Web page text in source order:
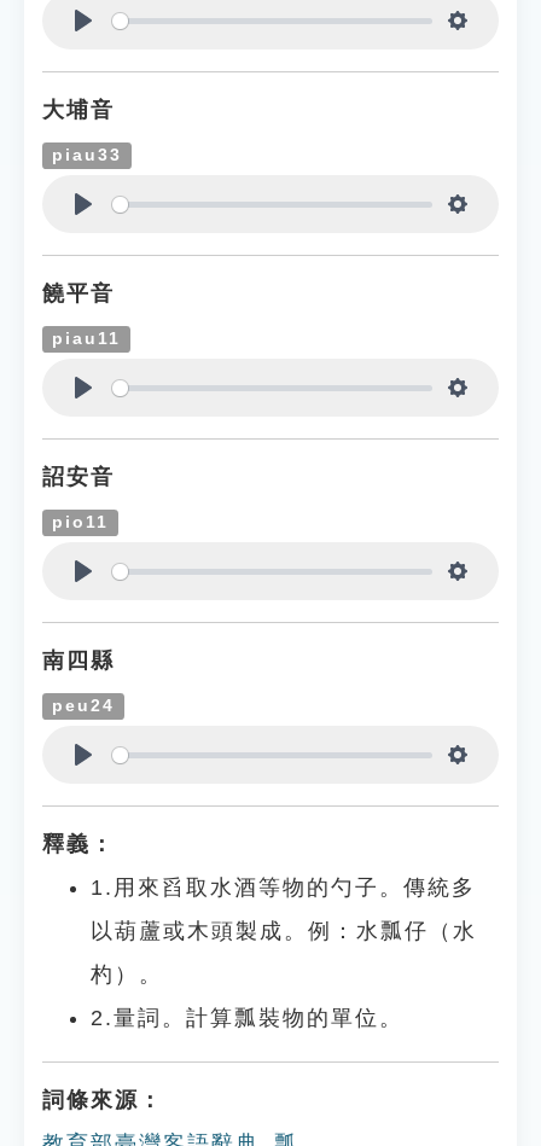
大埔音
piau33
饒平音
piau11
詔安音
pio11
南四縣
peu24
釋義：
1.用來舀取水酒等物的勺子。傳統多
以葫蘆或木頭製成。例：水瓢仔（水
杓）。
2.量詞。計算瓢裝物的單位。
詞條來源：